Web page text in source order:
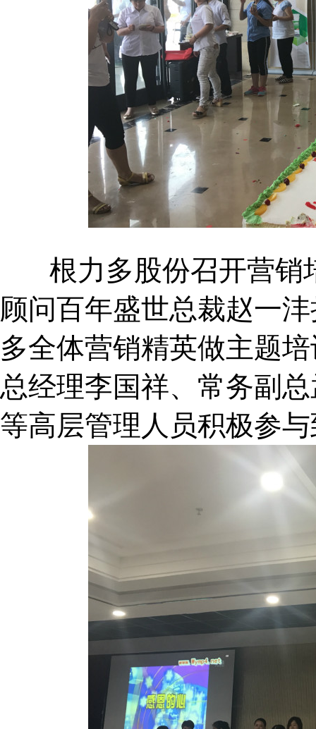
根力多股份召开营销
顾问百年盛世总裁赵一
多全体营销精英做主题
总经理李国祥、常务副
等高层管理人员积极参